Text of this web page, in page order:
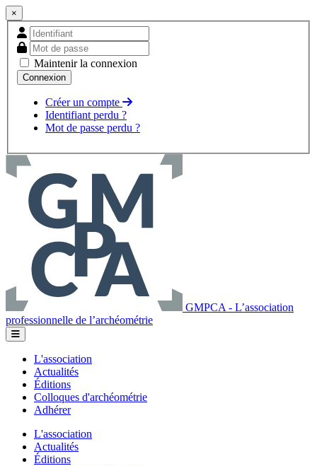
×
Maintenir la connexion
Créer un compte
Identifiant perdu ?
Mot de passe perdu ?
GMPCA - L’association
professionnelle de l’archéométrie
L'association
Actualités
Éditions
Colloques d'archéométrie
Adhérer
L'association
Actualités
Éditions